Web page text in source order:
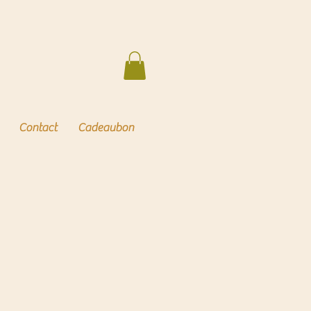
Contact Cadeaubon